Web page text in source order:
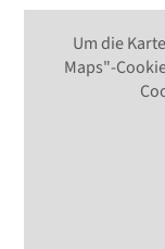
Um die
Maps"-